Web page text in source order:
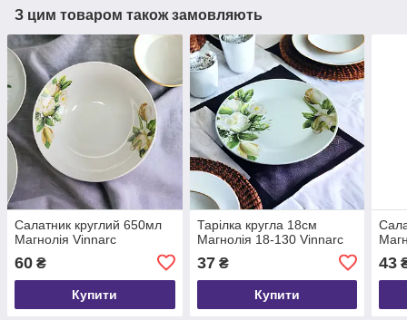
З цим товаром також замовляють
Салатник круглий 650мл
Магнолія Vinnarc
60 ₴
Купити
Тарілка кругла 18см
Магнолія 18-130 Vinnarc
37₴
Купити
43